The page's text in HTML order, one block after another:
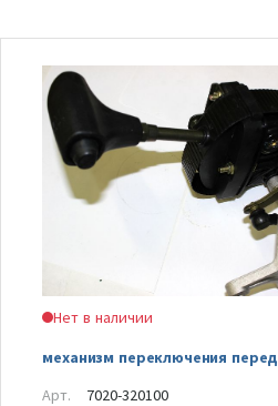
Нет в наличии
механизм переключения
Арт.
7020-320100